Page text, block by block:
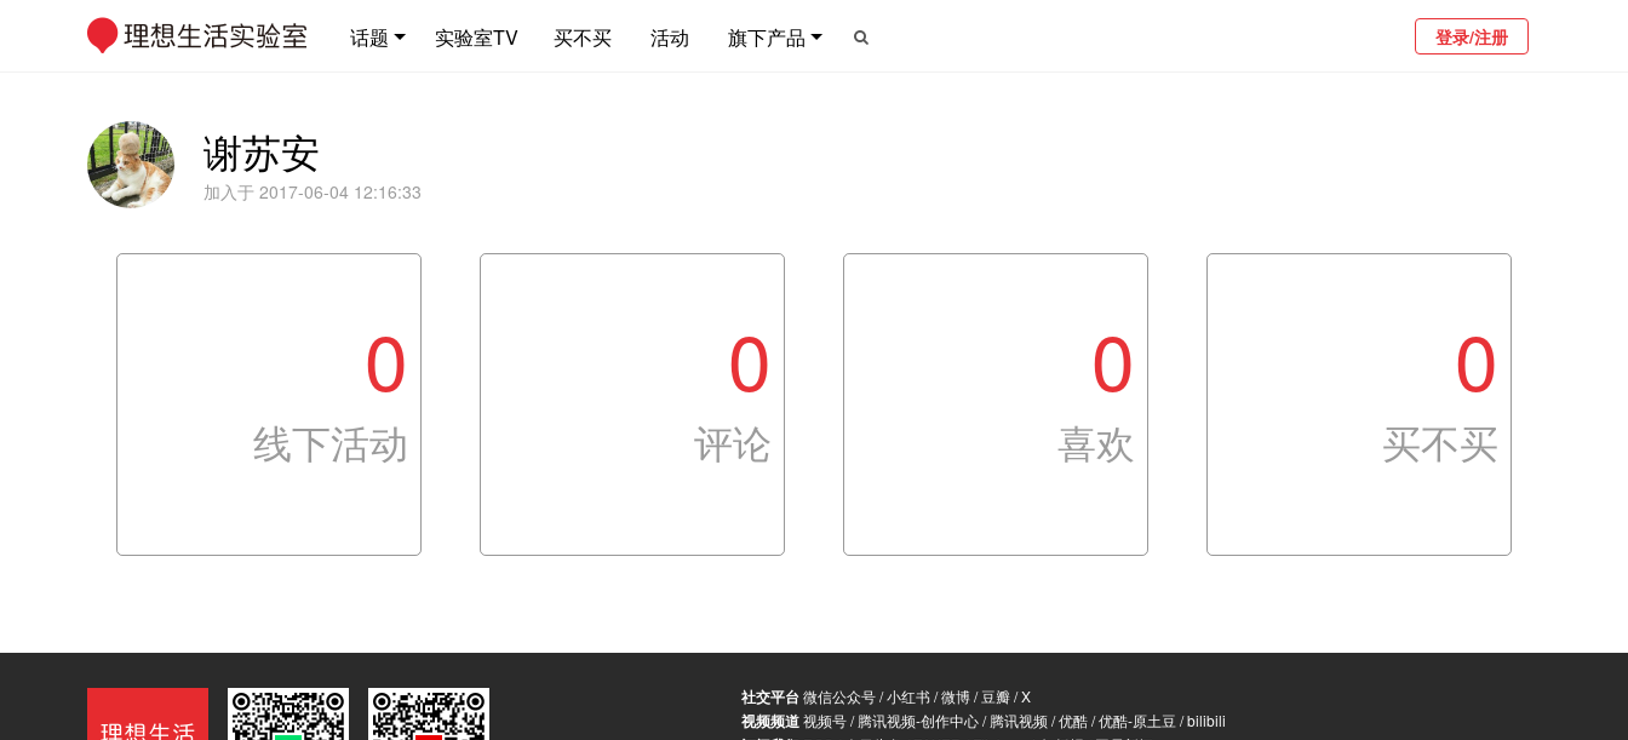
话题 实验室TV 买不买 活动 旗下产品 登录/注册
谢苏安
加入于 2017-06-04 12:16:33
0
线下活动
0
评论
0
喜欢
0
买不买
社交平台微信公众号/小红书/微博/豆瓣/X
视频频道视频号/腾讯视频-创作中心/腾讯视频/优酷/优酷-原土豆 /bilibili